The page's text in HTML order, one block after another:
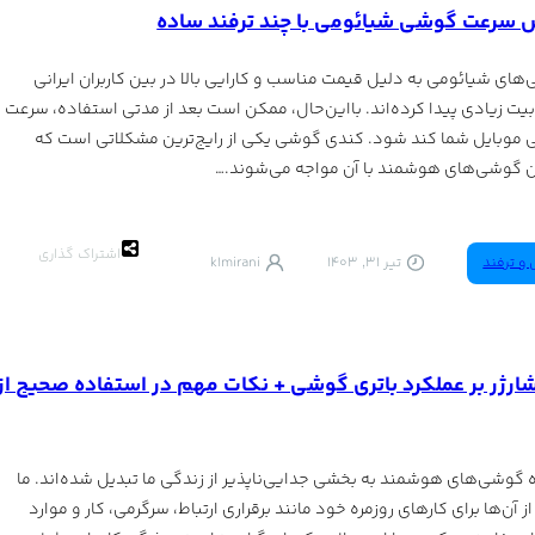
سرعت گوشی شیائومی با چند ترفند ساده
شیائومی به دلیل قیمت مناسب و کارایی بالا در بین کاربران ایرانی
زیادی پیدا کرده‌اند. بااین‌حال، ممکن است بعد از مدتی استفاده، سرعت
شما کند شود. کندی گوشی یکی از رایج‌ترین مشکلاتی است که
گوشی‌های هوشمند با آن مواجه می‌شوند.…
ترفند تیر 31, 1403 k1mirani اشتراک گذاری
بر عملکرد باتری گوشی + نکات مهم در استفاده صحیح
گوشی‌های هوشمند به بخشی جدایی‌ناپذیر از زندگی ما تبدیل شده‌اند. ما
آن‌ها برای کارهای روزمره خود مانند برقراری ارتباط، سرگرمی، کار و موارد